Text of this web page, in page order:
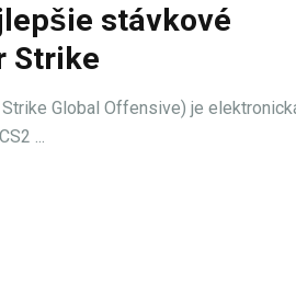
stávkové
Strike
Global Offensive) je
...